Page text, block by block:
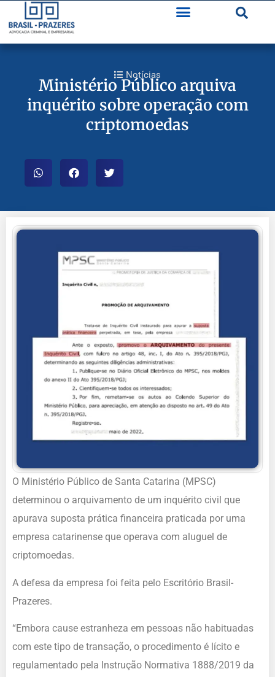
Notícias
Ministério Público arquiva
inquérito sobre operação com
criptomoedas
O Ministério Público de Santa Catarina (MPSC)
determinou o arquivamento de um inquérito civil que
apurava suposta prática financeira praticada por uma
empresa catarinense que operava com aluguel de
criptomoedas.
A defesa da empresa foi feita pelo Escritório Brasil-
Prazeres.
“Embora cause estranheza em pessoas não habituadas
com este tipo de transação, o procedimento é lícito e
regulamentado pela Instrução Normativa 1888/2019 da